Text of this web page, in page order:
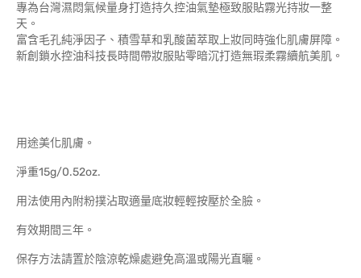
專為台灣濕悶氣候量身打造持久控油氣墊極致服貼霧光持妝一整
天。
富含毛孔純淨因子、積雪草和乳酸菌萃取上妝同時強化肌膚屏障。
新創鎖水控油科技長時間帶妝服貼零暗沉打造無瑕柔霧續航美肌。
用途美化肌膚。
淨重15g/0.52oz.
用法使用內附粉撲沾取適量底妝輕輕按壓於全臉。
有效期間三年。
保存方法請置於陰涼乾燥處避免高溫或陽光直曬。